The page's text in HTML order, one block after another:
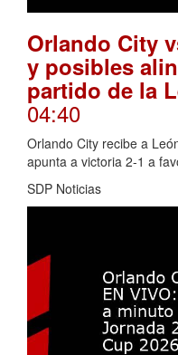
Orlando City
y posibles
partido de la
04:40
Orlando City recibe a
apunta a victoria 2-1 a
SDP Noticias